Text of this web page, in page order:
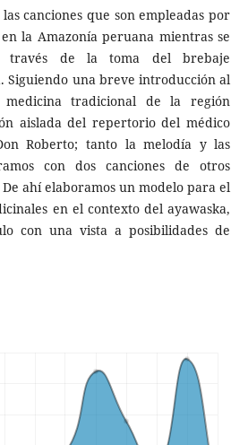
canciones que son empleadas por
la Amazonía peruana mientras se
través de la toma del brebaje
Siguiendo una breve introducción al
tradicional de la región
aislada del repertorio del médico
Roberto; tanto la melodía y las
con dos canciones de otros
ahí elaboramos un modelo para el
en el contexto del ayawaska,
con una vista a posibilidades de